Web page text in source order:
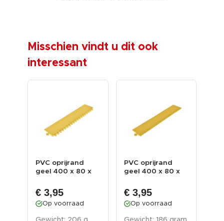
Misschien vindt u dit ook
interessant
PVC oprijrand
geel 400 x 80 x
...
€ 3,95
Op voorraad
PVC oprijrand
geel 400 x 80 x
...
€ 3,95
Op voorraad